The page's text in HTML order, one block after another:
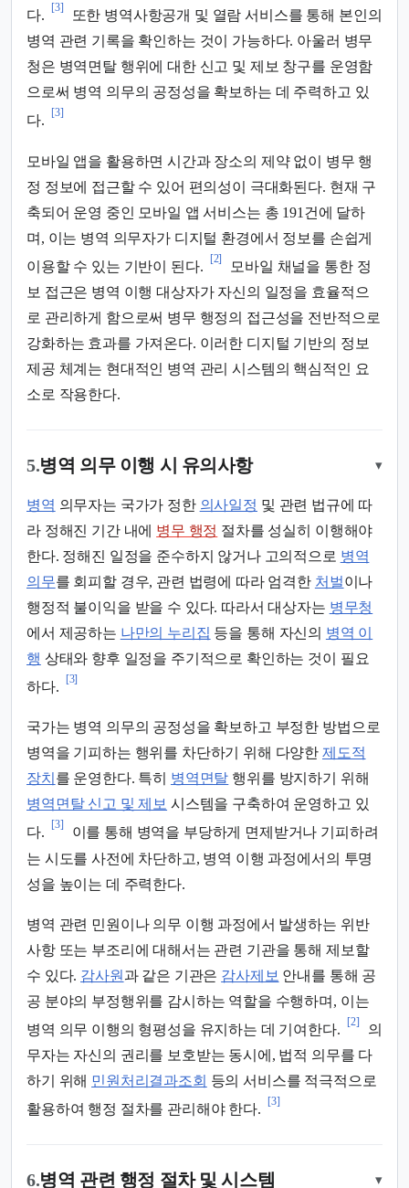
다.
[3]
또한 병역사항공개 및 열람 서비스를 통해 본인의
병역 관련 기록을 확인하는 것이 가능하다. 아울러 병무
청은 병역면탈 행위에 대한 신고 및 제보 창구를 운영함
으로써 병역 의무의 공정성을 확보하는 데 주력하고 있
다.
[3]
모바일 앱을 활용하면 시간과 장소의 제약 없이 병무 행
정 정보에 접근할 수 있어 편의성이 극대화된다. 현재 구
축되어 운영 중인 모바일 앱 서비스는 총 191건에 달하
며, 이는 병역 의무자가 디지털 환경에서 정보를 손쉽게
이용할 수 있는 기반이 된다.
[2]
모바일 채널을 통한 정
보 접근은 병역 이행 대상자가 자신의 일정을 효율적으
로 관리하게 함으로써 병무 행정의 접근성을 전반적으로
강화하는 효과를 가져온다. 이러한 디지털 기반의 정보
제공 체계는 현대적인 병역 관리 시스템의 핵심적인 요
소로 작용한다.
5.병역 의무 이행 시 유의사항 ▾
병역 의무자는 국가가 정한 의사일정 및 관련 법규에 따
라 정해진 기간 내에 병무 행정 절차를 성실히 이행해야
한다. 정해진 일정을 준수하지 않거나 고의적으로 병역
의무를 회피할 경우, 관련 법령에 따라 엄격한 처벌이나
행정적 불이익을 받을 수 있다. 따라서 대상자는 병무청
에서 제공하는 나만의 누리집 등을 통해 자신의 병역 이
행 상태와 향후 일정을 주기적으로 확인하는 것이 필요
하다.
[3]
국가는 병역 의무의 공정성을 확보하고 부정한 방법으로
병역을 기피하는 행위를 차단하기 위해 다양한 제도적
장치 를 운영한다. 특히 병역면탈 행위를 방지하기 위해
병역면탈 신고 및 제보 시스템을 구축하여 운영하고 있
다.
[3]
이를 통해 병역을 부당하게 면제받거나 기피하려
는 시도를 사전에 차단하고, 병역 이행 과정에서의 투명
성을 높이는 데 주력한다.
병역 관련 민원이나 의무 이행 과정에서 발생하는 위반
사항 또는 부조리에 대해서는 관련 기관을 통해 제보할
수 있다. 감사원 과 같은 기관은 감사제보 안내를 통해 공
공 분야의 부정행위를 감시하는 역할을 수행하며, 이는
병역 의무 이행의 형평성을 유지하는 데 기여한다.
[2]
의
무자는 자신의 권리를 보호받는 동시에, 법적 의무를 다
하기 위해 민원처리결과조회 등의 서비스를 적극적으로
활용하여 행정 절차를 관리해야 한다.
[3]
6.병역 관련 행정 절차 및 시스템 ▾